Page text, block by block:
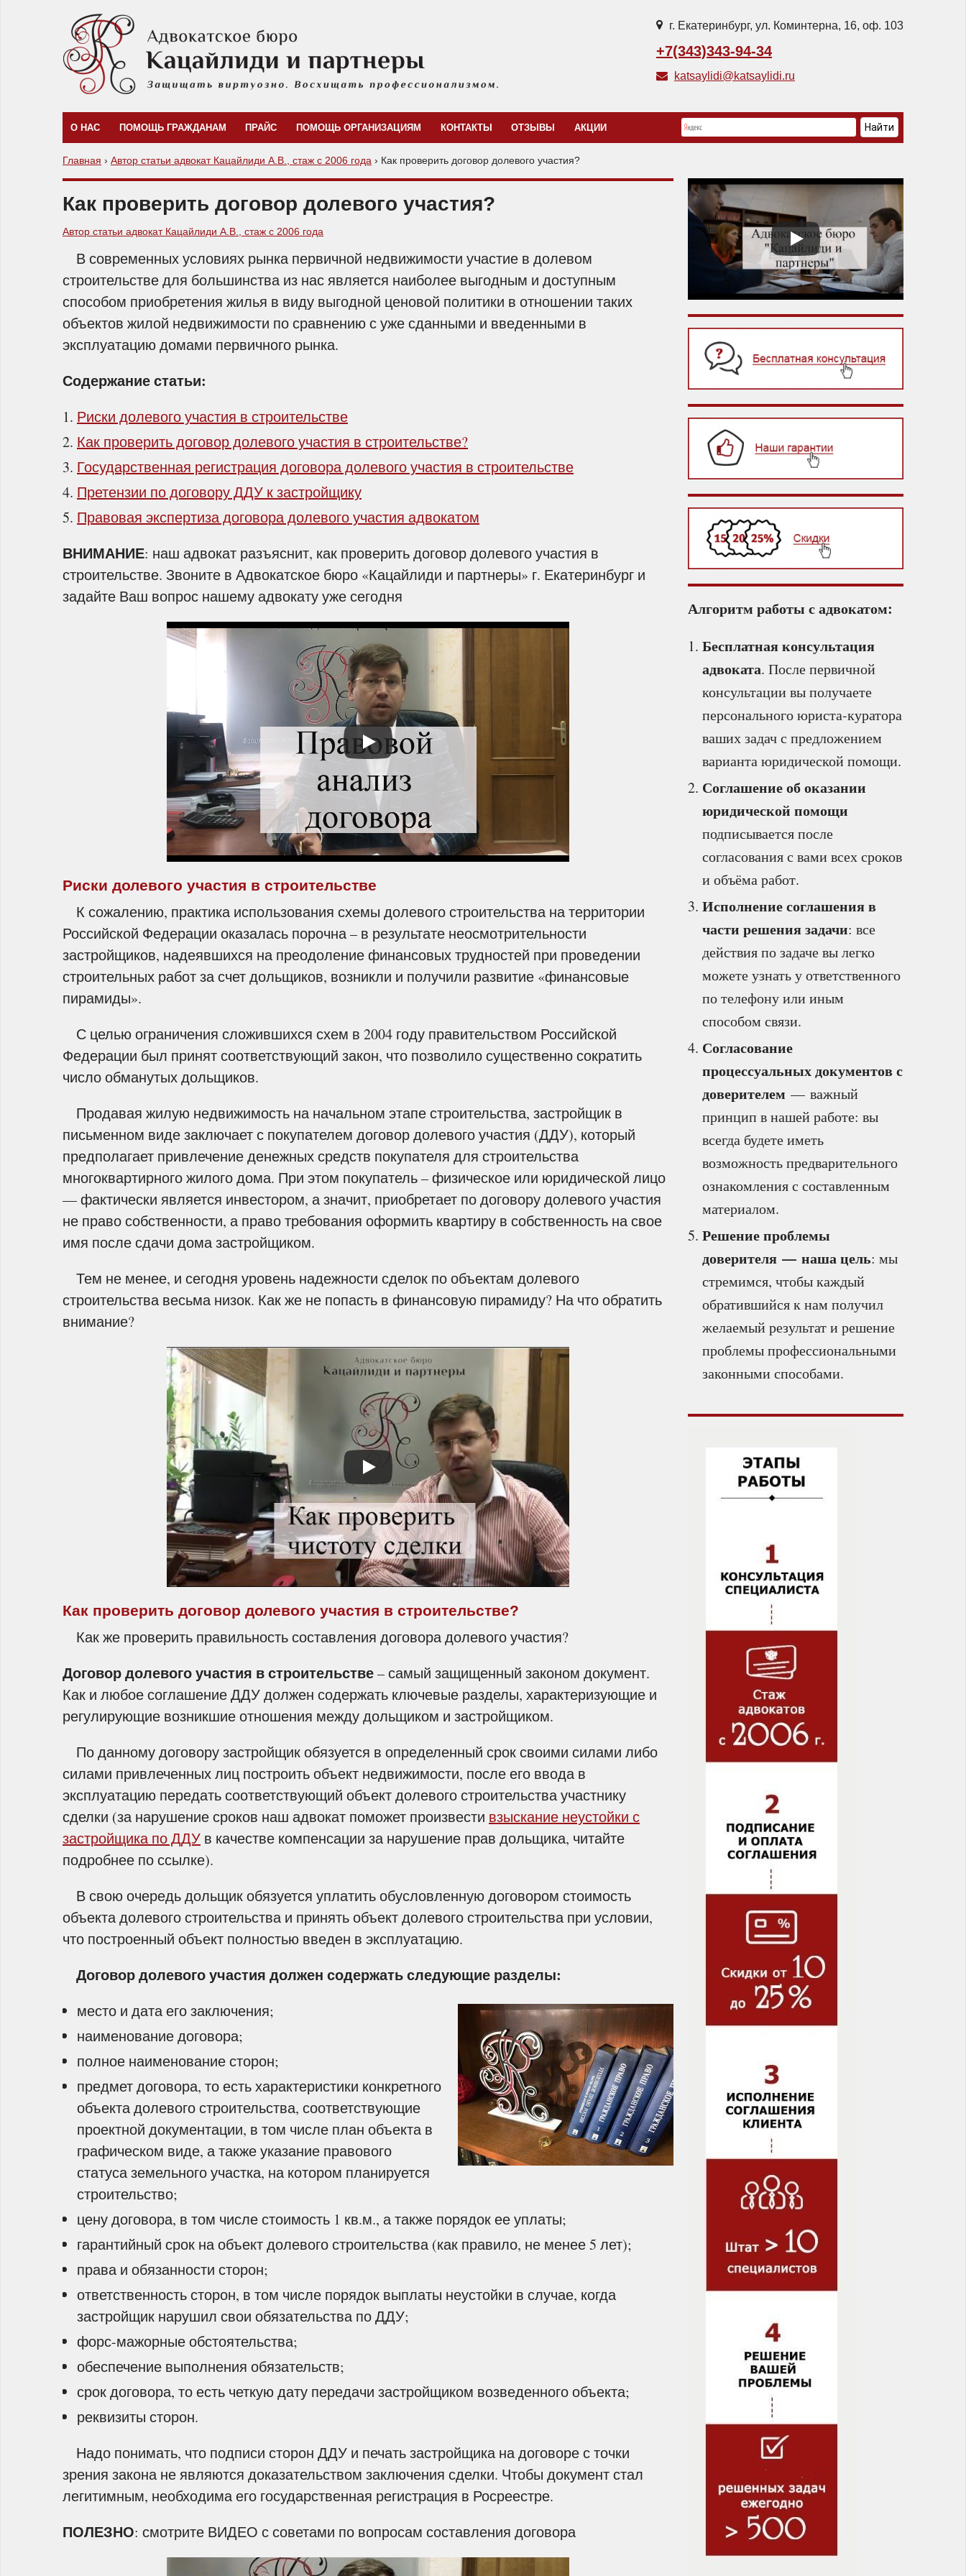
г. Екатеринбург, ул. Коминтерна, 16, оф. 103
+7(343)343-94-34
katsaylidi@katsaylidi.ru
О НАС ПОМОЩЬ ГРАЖДАНАМ ПРАЙС ПОМОЩЬ ОРГАНИЗАЦИЯМ КОНТАКТЫ ОТЗЫВЫ АКЦИИ
Главная › Автор статьи адвокат Кацайлиди А.В., стаж с 2006 года › Как проверить договор долевого участия?
Как проверить договор долевого участия?
Автор статьи адвокат Кацайлиди А.В., стаж с 2006 года
В современных условиях рынка первичной недвижимости участие в долевом
строительстве для большинства из нас является наиболее выгодным и доступным
способом приобретения жилья в виду выгодной ценовой политики в отношении таких
объектов жилой недвижимости по сравнению с уже сданными и введенными в
эксплуатацию домами первичного рынка.
Содержание статьи:
Риски долевого участия в строительстве
Как проверить договор долевого участия в строительстве?
Государственная регистрация договора долевого участия в строительстве
Претензии по договору ДДУ к застройщику
Правовая экспертиза договора долевого участия адвокатом
ВНИМАНИЕ: наш адвокат разъяснит, как проверить договор долевого участия в
строительстве. Звоните в Адвокатское бюро «Кацайлиди и партнеры» г. Екатеринбург и
задайте Ваш вопрос нашему адвокату уже сегодня
Риски долевого участия в строительстве
К сожалению, практика использования схемы долевого строительства на территории
Российской Федерации оказалась порочна – в результате неосмотрительности
застройщиков, надеявшихся на преодоление финансовых трудностей при проведении
строительных работ за счет дольщиков, возникли и получили развитие «финансовые
пирамиды».
С целью ограничения сложившихся схем в 2004 году правительством Российской
Федерации был принят соответствующий закон, что позволило существенно сократить
число обманутых дольщиков.
Продавая жилую недвижимость на начальном этапе строительства, застройщик в
письменном виде заключает с покупателем договор долевого участия (ДДУ), который
предполагает привлечение денежных средств покупателя для строительства
многоквартирного жилого дома. При этом покупатель – физическое или юридической лицо
— фактически является инвестором, а значит, приобретает по договору долевого участия
не право собственности, а право требования оформить квартиру в собственность на свое
имя после сдачи дома застройщиком.
Тем не менее, и сегодня уровень надежности сделок по объектам долевого
строительства весьма низок. Как же не попасть в финансовую пирамиду? На что обратить
внимание?
Как проверить договор долевого участия в строительстве?
Как же проверить правильность составления договора долевого участия?
Договор долевого участия в строительстве– самый защищенный законом документ.
Как и любое соглашение ДДУ должен содержать ключевые разделы, характеризующие и
регулирующие возникшие отношения между дольщиком и застройщиком.
По данному договору застройщик обязуется в определенный срок своими силами либо
силами привлеченных лиц построить объект недвижимости, после его ввода в
эксплуатацию передать соответствующий объект долевого строительства участнику
сделки (за нарушение сроков наш адвокат поможет произвести взыскание неустойки с
застройщика по ДДУ в качестве компенсации за нарушение прав дольщика, читайте
подробнее по ссылке).
В свою очередь дольщик обязуется уплатить обусловленную договором стоимость
объекта долевого строительства и принять объект долевого строительства при условии,
что построенный объект полностью введен в эксплуатацию.
Договор долевого участия должен содержать следующие разделы:
место и дата его заключения;
наименование договора;
полное наименование сторон;
предмет договора, то есть характеристики конкретного
объекта долевого строительства, соответствующие
проектной документации, в том числе план объекта в
графическом виде, а также указание правового
статуса земельного участка, на котором планируется
строительство;
цену договора, в том числе стоимость 1 кв.м., а также порядок ее уплаты;
гарантийный срок на объект долевого строительства (как правило, не менее 5 лет);
права и обязанности сторон;
ответственность сторон, в том числе порядок выплаты неустойки в случае, когда
застройщик нарушил свои обязательства по ДДУ;
форс-мажорные обстоятельства;
обеспечение выполнения обязательств;
срок договора, то есть четкую дату передачи застройщиком возведенного объекта;
реквизиты сторон.
Надо понимать, что подписи сторон ДДУ и печать застройщика на договоре с точки
зрения закона не являются доказательством заключения сделки. Чтобы документ стал
легитимным, необходима его государственная регистрация в Росреестре.
ПОЛЕЗНО: смотрите ВИДЕО с советами по вопросам составления договора
Алгоритм работы с адвокатом:
Бесплатная консультация
адвоката. После первичной
консультации вы получаете
персонального юриста‑куратора
ваших задач с предложением
варианта юридической помощи.
Соглашение об оказании
юридической помощи
подписывается после
согласования с вами всех сроков
и объёма работ.
Исполнение соглашения в
части решения задачи: все
действия по задаче вы легко
можете узнать у ответственного
по телефону или иным
способом связи.
Согласование
процессуальных документов с
доверителем — важный
принцип в нашей работе: вы
всегда будете иметь
возможность предварительного
ознакомления с составленным
материалом.
Решение проблемы
доверителя — наша цель: мы
стремимся, чтобы каждый
обратившийся к нам получил
желаемый результат и решение
проблемы профессиональными
законными способами.